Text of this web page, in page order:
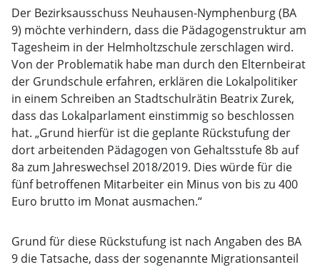
Der Bezirksausschuss Neuhausen-Nymphenburg (BA
9) möchte verhindern, dass die Pädagogenstruktur am
Tagesheim in der Helmholtzschule zerschlagen wird.
Von der Problematik habe man durch den Elternbeirat
der Grundschule erfahren, erklären die Lokalpolitiker
in einem Schreiben an Stadtschulrätin Beatrix Zurek,
dass das Lokalparlament einstimmig so beschlossen
hat. „Grund hierfür ist die geplante Rückstufung der
dort arbeitenden Pädagogen von Gehaltsstufe 8b auf
8a zum Jahreswechsel 2018/2019. Dies würde für die
fünf betroffenen Mitarbeiter ein Minus von bis zu 400
Euro brutto im Monat ausmachen.“
Grund für diese Rückstufung ist nach Angaben des BA
9 die Tatsache, dass der sogenannte Migrationsanteil